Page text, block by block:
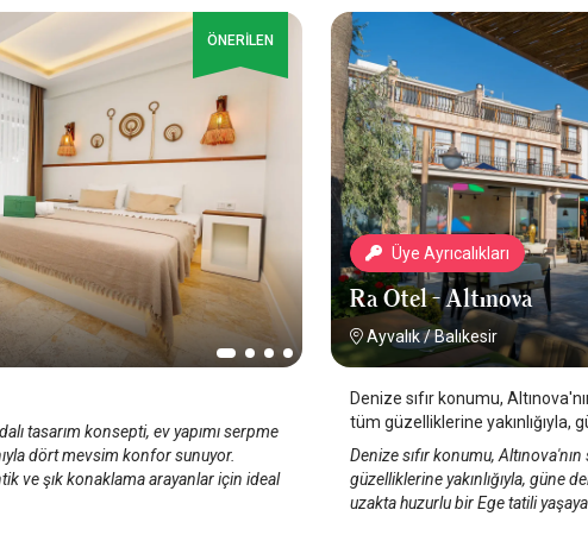
ÖNERİLEN
tasarım konsepti, ev yapımı serpme
dört mevsim konfor sunuyor.
ve şık konaklama arayanlar için ideal
Üye Ayrıcalıkları
Ra Otel - Altınova
Ayvalık/Balıkesir
Denize sıfır konumu,
tüm güzelliklerine yakınlığıyla,
kalabalıktan uzakta huzurlu bir
bir aile oteli.
Denize sıfır konumu,
güzelliklerine yakınlığıyla, güne
uzakta huzurlu bir Ege tatili